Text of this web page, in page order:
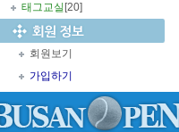
태그교실 [20]
회원보기
가입하기